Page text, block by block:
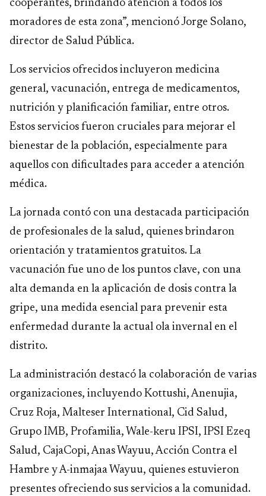
cooperantes, brindando atención a todos los
moradores de esta zona”, mencionó Jorge Solano,
director de Salud Pública.
Los servicios ofrecidos incluyeron medicina
general, vacunación, entrega de medicamentos,
nutrición y planificación familiar, entre otros.
Estos servicios fueron cruciales para mejorar el
bienestar de la población, especialmente para
aquellos con dificultades para acceder a atención
médica.
La jornada contó con una destacada participación
de profesionales de la salud, quienes brindaron
orientación y tratamientos gratuitos. La
vacunación fue uno de los puntos clave, con una
alta demanda en la aplicación de dosis contra la
gripe, una medida esencial para prevenir esta
enfermedad durante la actual ola invernal en el
distrito.
La administración destacó la colaboración de varias
organizaciones, incluyendo Kottushi, Anenujia,
Cruz Roja, Malteser International, Cid Salud,
Grupo IMB, Profamilia, Wale-keru IPSI, IPSI Ezeq
Salud, CajaCopi, Anas Wayuu, Acción Contra el
Hambre y A-inmajaa Wayuu, quienes estuvieron
presentes ofreciendo sus servicios a la comunidad.